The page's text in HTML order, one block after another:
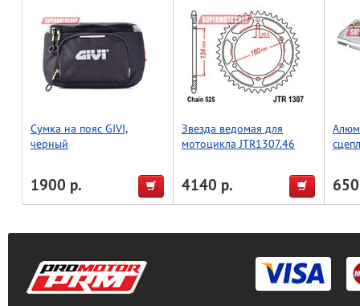
Сумка на пояс GIVI,
черный
1900 р.
Звезда ведомая для
мотоцикла JTR1307.46
4140 р.